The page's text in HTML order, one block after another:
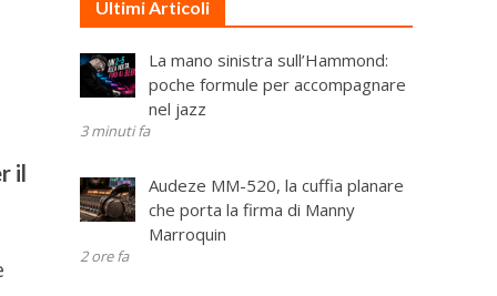
il
Ultimi Articoli
La mano sinistra sull’Hammond:
poche formule per accompagnare
nel jazz
3 minuti fa
Audeze MM-520, la cuffia planare
che porta la firma di Manny
Marroquin
2 ore fa